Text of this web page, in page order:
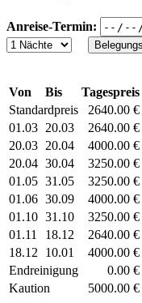
Anreise-Termin:
Von Bis Tagespreis
Standardpreis
2640.00 €
01.03 20.03 2640.00 €
20.03 20.04 4000.00 €
20.04 30.04 3250.00 €
01.05 31.05 3250.00 €
01.06 30.09 4000.00 €
01.10 31.10 3250.00 €
01.11
18.12 2640.00 €
18.12
10.01 4000.00 €
Endreinigung
0.00 €
Kaution
5000.00 €